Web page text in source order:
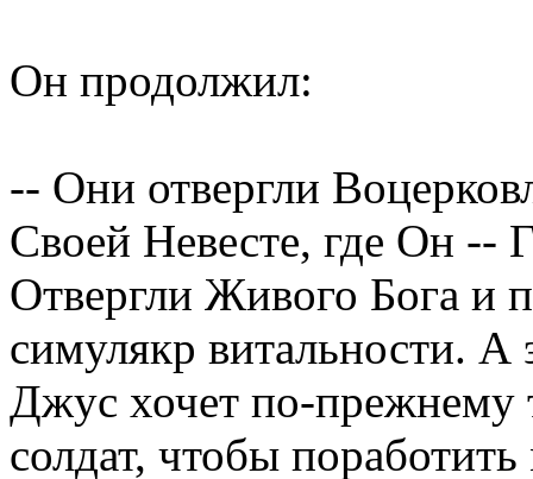
Он продолжил:
-- Они отвергли
Своей Невесте, где Он --
Отвергли Живого Бога и
симулякр витальности.
Джус хочет по-прежнему
солдат, чтобы